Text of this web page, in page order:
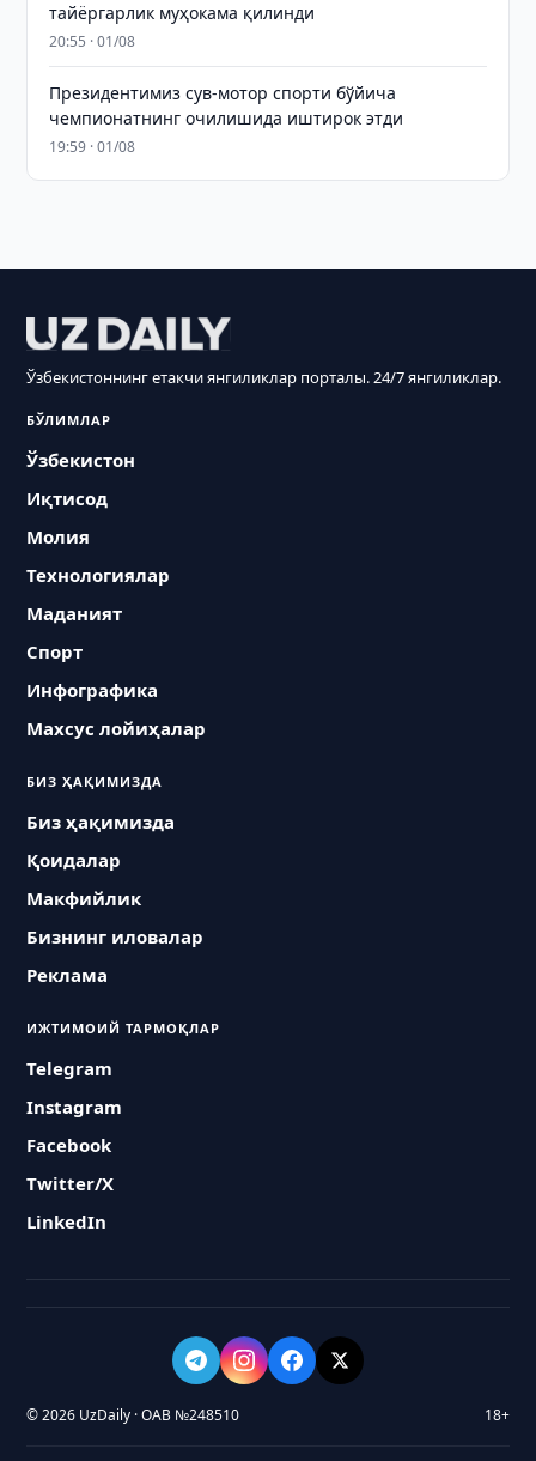
тайёргарлик муҳокама қилинди
20:55 · 01/08
Президентимиз сув-мотор спорти бўйича
чемпионатнинг очилишида иштирок этди
19:59 · 01/08
Ўзбекистоннинг етакчи янгиликлар порталы. 24/7 янгиликлар.
БЎЛИМЛАР
Ўзбекистон
Иқтисод
Молия
Технологиялар
Маданият
Спорт
Инфографика
Махсус лойиҳалар
БИЗ ҲАҚИМИЗДА
Биз ҳақимизда
Қоидалар
Макфийлик
Бизнинг иловалар
Реклама
ИЖТИМОИЙ ТАРМОҚЛАР
Telegram
Instagram
Facebook
Twitter/X
LinkedIn
© 2026 UzDaily · ОАВ №248510 18+